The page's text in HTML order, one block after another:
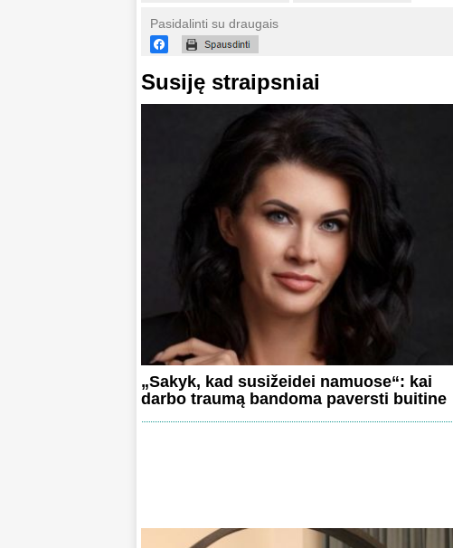
Pasidalinti su draugais
Susiję straipsniai
„Sakyk, kad susižeidei namuose“: kai
darbo traumą bandoma paversti buitine